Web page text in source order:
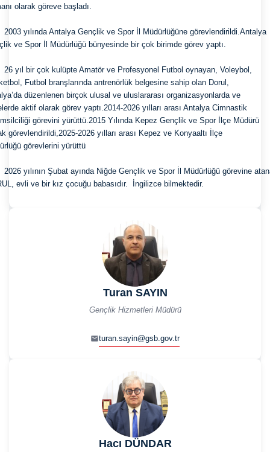
olarak göreve başladı.
ve Spor İl Müdürlüğü bünyesinde bir çok birimde görev yaptı.
Futbol branşlarında antrenörlük belgesine sahip olan Dorul,
düzenlenen birçok ulusal ve uluslararası organizasyonlarda ve
aktif olarak görev yaptı.2014-2026 yılları arası Antalya Cimnastik
görevini yürüttü.2015 Yılında Kepez Gençlik ve Spor İlçe Müdürü
görevlendirildi,2025-2026 yılları arası Kepez ve Konyaaltı İlçe
görevlerini yürüttü
Turan SAYIN
Gençlik Hizmetleri Müdürü
turan.sayin@gsb.gov.tr
Hacı DÜNDAR